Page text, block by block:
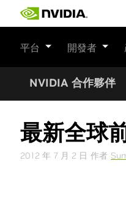
平台 開發者
NVIDIA 合作夥伴
最新全球
2012 年 7 月 2 日 作者